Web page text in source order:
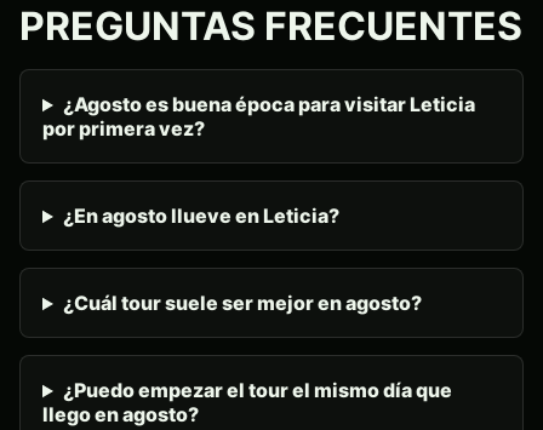
PREGUNTAS FRECUENTES
¿Agosto es buena época para visitar Leticia
por primera vez?
¿En agosto llueve en Leticia?
¿Cuál tour suele ser mejor en agosto?
¿Puedo empezar el tour el mismo día que
llego en agosto?